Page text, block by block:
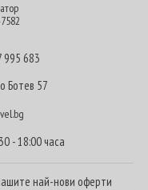
995 683
Ботев 57
- 18:00 часа
най-нови оферти